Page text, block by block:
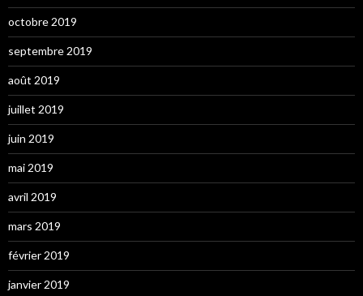
octobre 2019
septembre 2019
août 2019
juillet 2019
juin 2019
mai 2019
avril 2019
mars 2019
février 2019
janvier 2019